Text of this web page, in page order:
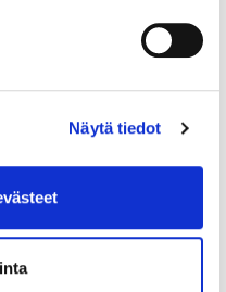
Näytä tiedot